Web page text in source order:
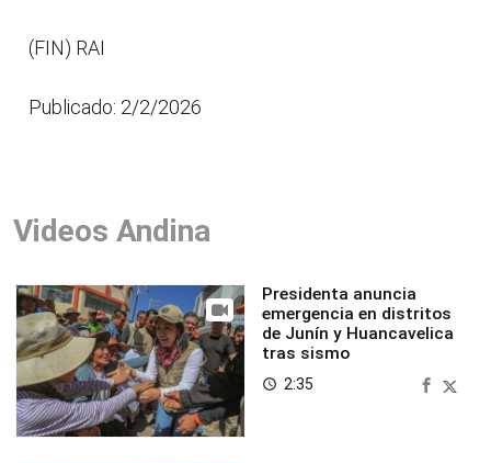
(FIN) RAI
Publicado: 2/2/2026
Videos Andina
Presidenta anuncia
emergencia en distritos
de Junín y Huancavelica
tras sismo
access_time 2:35